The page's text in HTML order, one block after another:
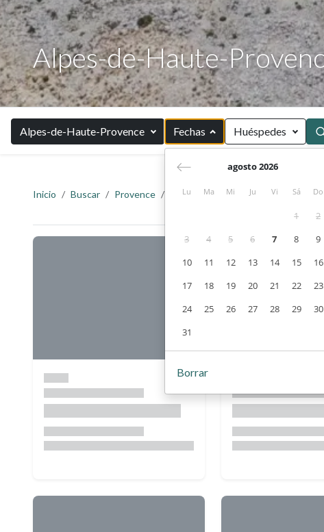
Alpes-de-Haute-
Alpes-de-Haute-Provence Fechas
agosto 2026
Lu Ma Mi Ju Vi Sá Do
1
2
3
4 5 6 7 8
9
10
11 12 13 14 15
16
17
18 19 20 21 22
23
24
25 26 27 28 29
30
31
Borrar
Huéspedes
Inicio Buscar Provence Alpes-de-Haute-Provence